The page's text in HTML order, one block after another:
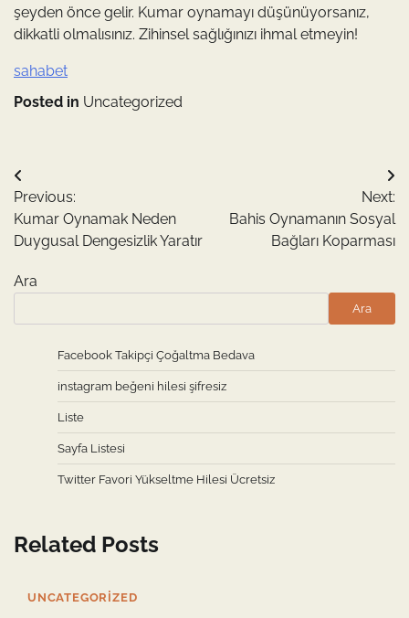
şeyden önce gelir. Kumar oynamayı düşünüyorsanız,
dikkatli olmalısınız. Zihinsel sağlığınızı ihmal etmeyin!
sahabet
Posted in Uncategorized
Yazı
gezinmesi
Previous:
Kumar Oynamak Neden
Duygusal Dengesizlik Yaratır
Next:
Bahis Oynamanın Sosyal
Bağları Koparması
Ara
Ara
Facebook Takipçi Çoğaltma Bedava
instagram beğeni hilesi şifresiz
Liste
Sayfa Listesi
Twitter Favori Yükseltme Hilesi Ücretsiz
Related Posts
UNCATEGORIZED